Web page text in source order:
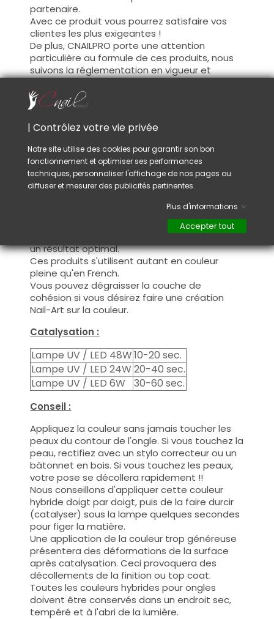
partenaire.
Avec ce produit vous pourrez satisfaire vos
clientes les plus exigeantes !
De plus, CNAILPRO porte une attention
particulière au formule de ces produits, nous
suivons la réglementation en vigueur et
garantissons la conformité de nos produits.
Ceci pour garantir une sécurité d'utilisation
optimale.
Cette couleur s'applique avec son pinceau, de
manière fine, sur la base (il n'est pas
nécessaire de dégraisser la couche de
cohésion) ou sur la construction après limage.
Ce produit s'applique en deux couches,
fermez le bord libre à la première couche et
appliquez la deuxième couche pour garantir
un résultat optimal.
Ces produits s'utilisent autant en couleur
pleine qu'en French.
Vous pouvez dégraisser la couche de
cohésion si vous désirez faire une création
Nail-Art sur la couleur.
Catalysation :
Lampe UV / LED 48W10-20 sec.
Lampe UV / LED 24W 20-40 sec.
Lampe UV / LED 6W
30-60 sec.
Conseil :
Appliquez la couleur sans jamais toucher les
peaux du contour de l'ongle. Si vous touchez la
peau, rectifiez avec un stylo correcteur ou un
bâtonnet en bois. Si vous touchez les peaux,
votre pose se décollera rapidement !!
Nous conseillons d'appliquer cette couleur
hybride doigt par doigt, puis de la faire durcir
(catalyser) sous la lampe quelques secondes
pour figer la matière.
Une application de la couleur trop généreuse
présentera des déformations de la surface
après catalysation. Ceci provoquera des
décollements de la finition ou top coat.
Toutes les couleurs hybrides pour ongles
doivent être conservés dans un endroit sec,
tempéré et à l'abri de la lumière.
| Contrôlez votre vie privée
Notre site utilise des cookies pour garantir son bon
fonctionnement et optimiser ses performances
techniques, personnaliser l'affichage de nos pages ou
diffuser et mesurer des publicités pertinentes.
Plus d'informations
Accepter tout